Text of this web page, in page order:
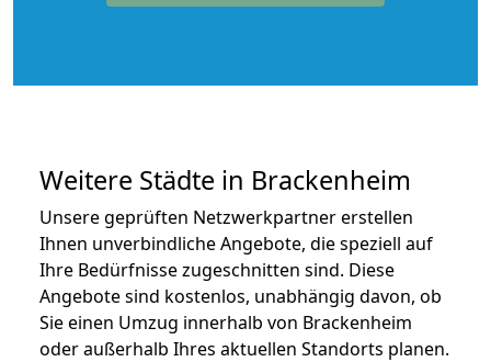
Weitere Städte in Brackenheim
Unsere geprüften Netzwerkpartner erstellen
Ihnen unverbindliche Angebote, die speziell auf
Ihre Bedürfnisse zugeschnitten sind. Diese
Angebote sind kostenlos, unabhängig davon, ob
Sie einen Umzug innerhalb von Brackenheim
oder außerhalb Ihres aktuellen Standorts planen.